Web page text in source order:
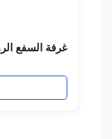
غرفة السفع الرملي